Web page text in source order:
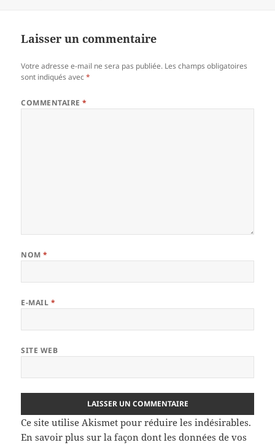
Laisser un commentaire
Votre adresse e-mail ne sera pas publiée. Les champs obligatoires
sont indiqués avec*
COMMENTAIRE*
NOM*
E-MAIL *
SITE WEB
Ce site utilise Akismet pour réduire les indésirables.
En savoir plus sur la façon dont les données de vos